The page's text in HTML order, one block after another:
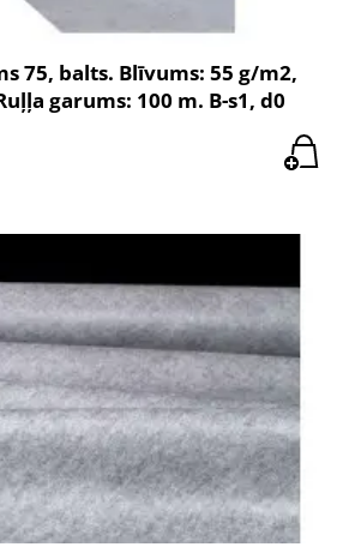
75, balts. Blīvums: 55 g/m2,
garums: 100 m. B-s1, d0